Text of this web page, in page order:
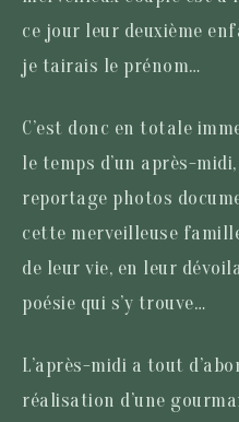
ce jour leur deuxième
je tairais le prénom…
C’est donc en totale
le temps d’un après-
reportage photos
cette merveilleuse
de leur vie, en leur
poésie qui s’y trouve…
L’après-midi a tout
réalisation d’une